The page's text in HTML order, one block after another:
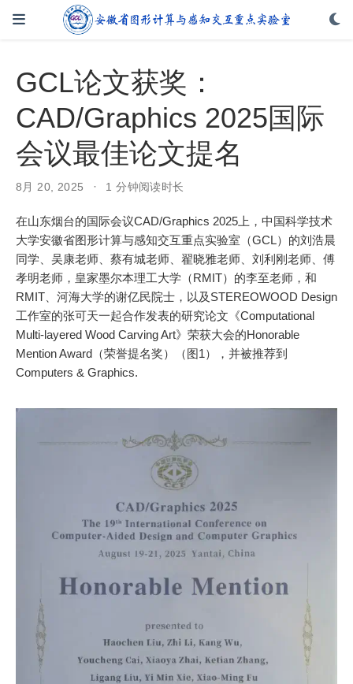
GCL论文获奖：
CAD/Graphics 2025国际
会议最佳论文提名
8月 20, 2025 1 分钟阅读时长
在山东烟台的国际会议CAD/Graphics 2025上，中国科学技术
大学安徽省图形计算与感知交互重点实验室（GCL）的刘浩晨
同学、吴康老师、蔡有城老师、翟晓雅老师、刘利刚老师、傅
孝明老师，皇家墨尔本理工大学（RMIT）的李至老师，和
RMIT、河海大学的谢亿民院士，以及STEREOWOOD Design
工作室的张可天一起合作发表的研究论文《Computational
Multi-layered Wood Carving Art》荣获大会的Honorable
Mention Award（荣誉提名奖）（图1），并被推荐到
Computers & Graphics.